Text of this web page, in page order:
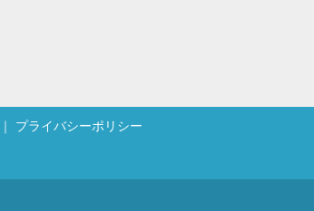
プライバシーポリシー